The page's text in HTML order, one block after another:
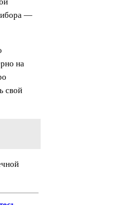
—
на
свой